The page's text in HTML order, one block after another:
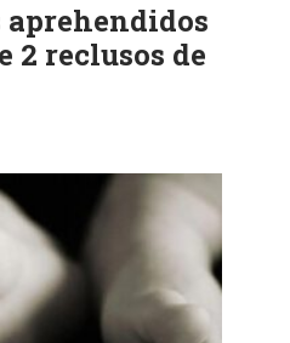
2 reclusos de